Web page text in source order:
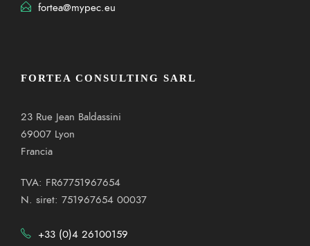
fortea@mypec.eu
FORTEA CONSULTING SARL
23 Rue Jean Baldassini
69007 Lyon
Francia
TVA: FR67751967654
N. siret: 751967654 00037
+33 (0)4 26100159